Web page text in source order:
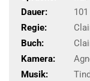
Dauer:
Regie:
Buch:
Kamera:
Musik: